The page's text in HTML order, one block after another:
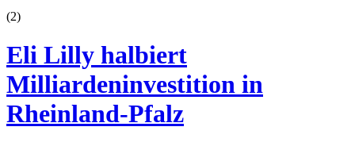
(2)
Eli Lilly halbiert
Milliardeninvestition in
Rheinland-Pfalz